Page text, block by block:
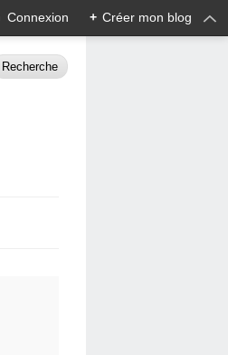
Connexion + Créer mon blog